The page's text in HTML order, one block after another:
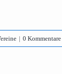
| 0 Kommentare